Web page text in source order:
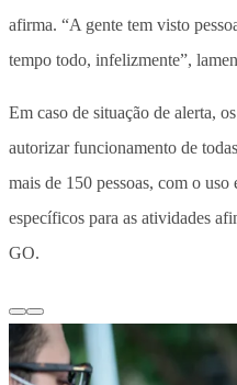
afirma. “A gente tem visto
tempo todo, infelizmente”,
Em caso de situação de alerta,
autorizar funcionamento de
mais de 150 pessoas, com o
específicos para as atividades
GO.